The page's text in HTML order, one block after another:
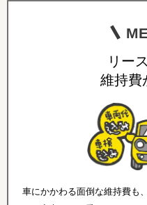
リー
維持費
車にかかわる面倒な維持費も